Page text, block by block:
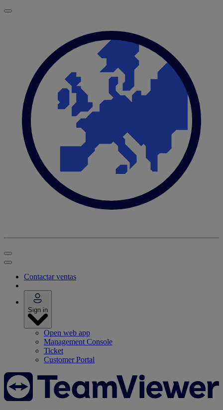
Contactar ventas
Sign in
Open web app
Management Console
Ticket
Customer Portal